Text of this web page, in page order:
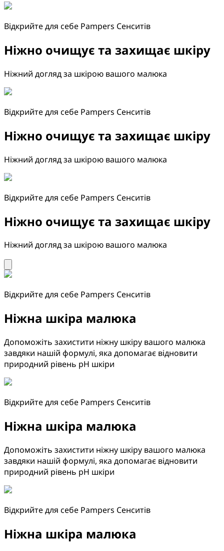
Відкрийте для себе Pampers Сенситів
Ніжно очищує та захищає шкіру
Ніжний догляд за шкірою вашого малюка
Відкрийте для себе Pampers Сенситів
Ніжно очищує та захищає шкіру
Ніжний догляд за шкірою вашого малюка
Відкрийте для себе Pampers Сенситів
Ніжно очищує та захищає шкіру
Ніжний догляд за шкірою вашого малюка
Відкрийте для себе Pampers Сенситів
Ніжна шкіра малюка
Допоможіть захистити ніжну шкіру вашого малюка
завдяки нашій формулі, яка допомагає відновити
природний рівень pH шкіри
Відкрийте для себе Pampers Сенситів
Ніжна шкіра малюка
Допоможіть захистити ніжну шкіру вашого малюка
завдяки нашій формулі, яка допомагає відновити
природний рівень pH шкіри
Відкрийте для себе Pampers Сенситів
Ніжна шкіра малюка